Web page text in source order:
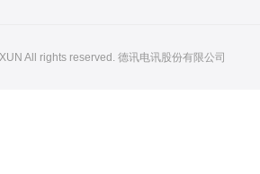
All rights reserved. 德讯电讯股份有限公司